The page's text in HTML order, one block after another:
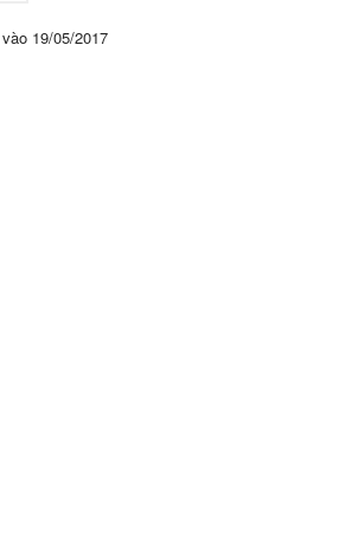
19/05/2017